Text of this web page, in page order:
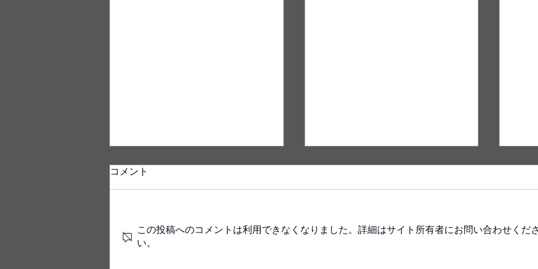
Tribute Keith Jarrett Trio
The Dawn 古里 愛
コメント
この投稿へのコメントは利用できなくなりました。詳細はサイト所有者にお問い合わせくださ
い。